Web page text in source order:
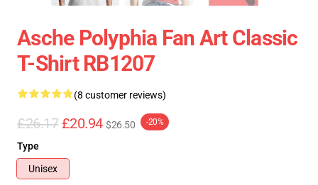
Asche Polyphia Fan Art Classic
T-Shirt RB1207
(8 customer reviews)
£26.17 £20.94 $26.50 -20%
Type
Unisex